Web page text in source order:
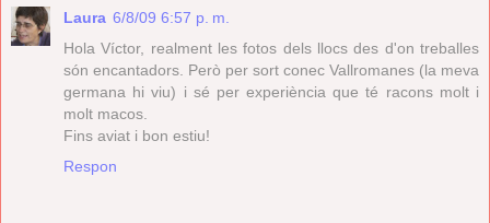
Laura 6/8/09 6:57 p. m.
Hola Víctor, realment les fotos dels llocs des d'on treballes
són encantadors. Però per sort conec Vallromanes (la meva
germana hi viu) i sé per experiència que té racons molt i
molt macos.
Fins aviat i bon estiu!
Respon